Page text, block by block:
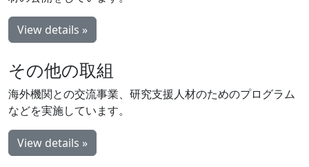
View details »
その他の取組
海外機関との交流事業、研究支援人材のためのプログラム
などを実施しています。
View details »